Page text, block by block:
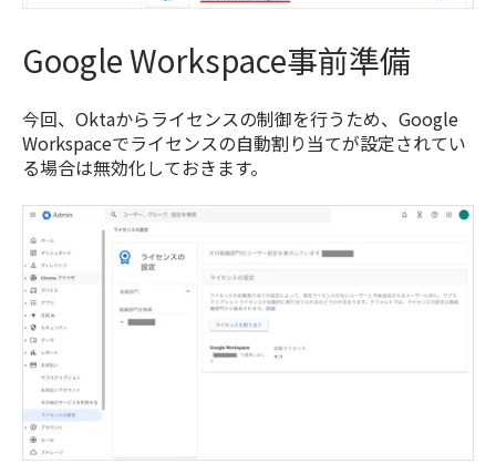
Google Workspace事前準備
今回、Oktaからライセンスの制御を行うため、Google
Workspaceでライセンスの自動割り当てが設定されてい
る場合は無効化しておきます。